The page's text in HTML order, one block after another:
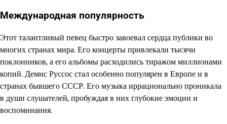
Международная популярность
Этот талантливый певец быстро завоевал сердца публики во
многих странах мира. Его концерты привлекали тысячи
поклонников, а его альбомы расходились тиражом миллионами
копий. Демис Руссос стал особенно популярен в Европе и в
странах бывшего СССР. Его музыка иррационально проникала
в души слушателей, пробуждая в них глубокие эмоции и
воспоминания.